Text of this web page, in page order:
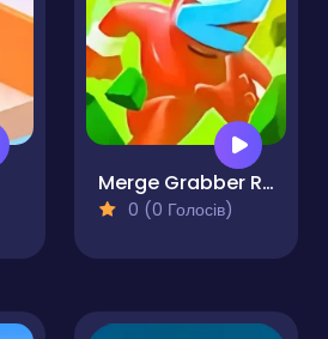
Merge Grabber Race to 2048
0 (0 Голосів)